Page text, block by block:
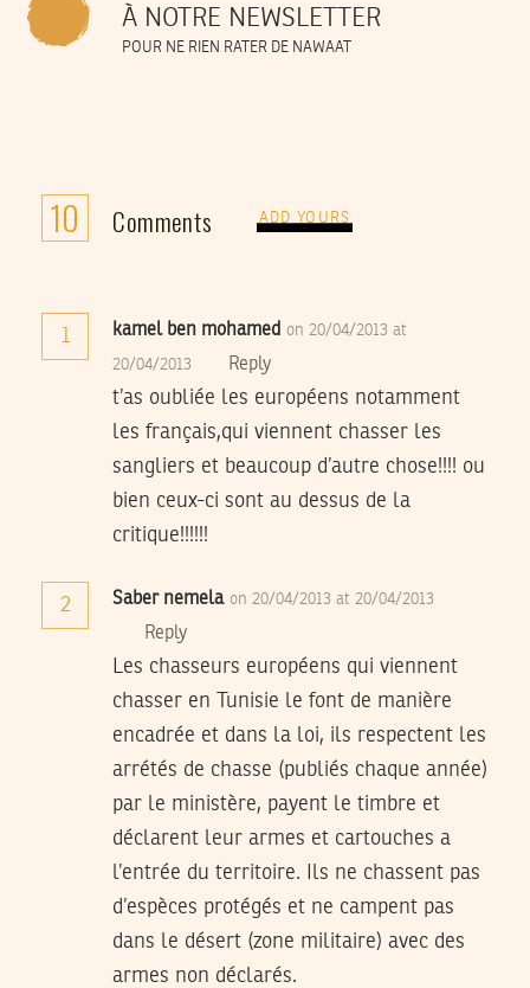
À NOTRE NEWSLETTER
POUR NE RIEN RATER DE NAWAAT
10 Comments ADD YOURS
1 kamel ben mohamed on 20/04/2013 at
20/04/2013 Reply
t’as oubliée les européens notamment
les français,qui viennent chasser les
sangliers et beaucoup d’autre chose!!!! ou
bien ceux-ci sont au dessus de la
critique!!!!!!
2 Saber nemela on 20/04/2013 at 20/04/2013
Reply
Les chasseurs européens qui viennent
chasser en Tunisie le font de manière
encadrée et dans la loi, ils respectent les
arrétés de chasse (publiés chaque année)
par le ministère, payent le timbre et
déclarent leur armes et cartouches a
l’entrée du territoire. Ils ne chassent pas
d’espèces protégés et ne campent pas
dans le désert (zone militaire) avec des
armes non déclarés.